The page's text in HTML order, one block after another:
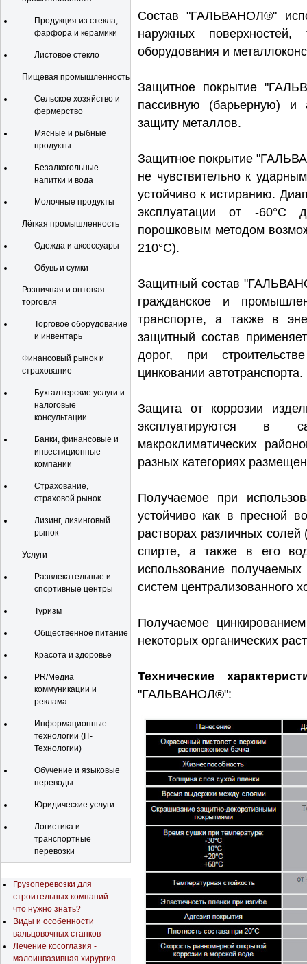
Продукция из стекла,
фарфора и керамики
Листовое стекло
Пищевая промышленность
Сельское хозяйство и
фермерство
Мясные и рыбные
продукты
Безалкогольные
напитки и вода
Молочные продукты
Лёгкая промышленность
Одежда и аксессуары
Обувь и сумки
Розничная и оптовая
торговля
Торговое оборудование
и инвентарь
Финансовый рынок и
страхование
Бухгалтерские услуги и
налоговые
консультации
Банки, финансовые и
инвестиционные
компании
Страхование,
страховой рынок
Лизинг, лизинговый
рынок
Услуги
Развлекательные и
спортивные центры
Туризм
Общественное питание
Красота и здоровье
PR/Медиа
коммуникации и
реклама
Информационные
технологии (IT-
Технологии)
Обучение и языковые
переводы
Юридические услуги
Логистика и
транспортные
перевозки
Грузоперевозки для
строительных компаний:
что нужно знать?
Виды и особенности
вальцовочных станков
Лечение косоглазия -
малоинвазивная хирургия
Состав "ГАЛЬВАНОЛ®"
наружных
оборудования и
Защитное покрытие
пассивную (барьерную) и
защиту металлов.
Защитное покрытие
не чувствительно к
устойчиво к истиранию.
эксплуатации от -60°С
порошковым методом
210°С).
Защитный состав
гражданское и
транспорте, а также в
защитный состав
дорог, при
цинковании автотранспорта.
Защита от коррозии
эксплуатируются в
макроклиматических
разных категориях
Получаемое при
устойчиво как в пресной
растворах различных
спирте, а также в его
использование
систем централизованного
Получаемое
некоторых органических
Технические
"ГАЛЬВАНОЛ®":